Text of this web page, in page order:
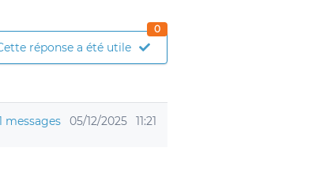
réponse a été utile
0
messages 05/12/2025 11:21